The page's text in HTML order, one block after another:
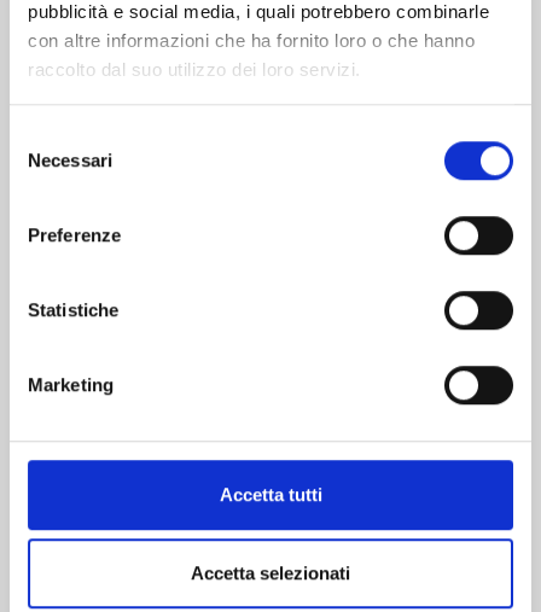
pubblicità e social media, i quali potrebbero combinarle
con altre informazioni che ha fornito loro o che hanno
raccolto dal suo utilizzo dei loro servizi.
delNecessari
Preferenze
Statistiche
Marketing
Accetta tutti
Accetta selezionati
FOUR KNIGHTS OF THE APOCALYPSE n. 23
Mostra tutto